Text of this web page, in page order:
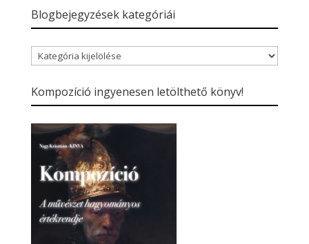
Blogbejegyzések kategóriái
Blogbejegyzések
kategóriái
Kompozíció ingyenesen letölthető könyv!